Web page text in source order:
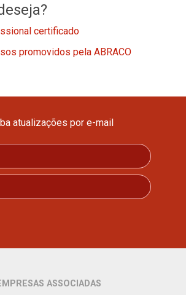
certificado
promovidos pela ABRACO
atualizações por e-mail
ASSOCIADAS